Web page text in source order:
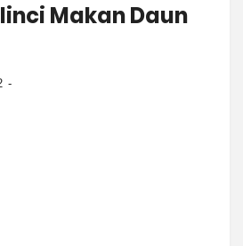
Makan Daun